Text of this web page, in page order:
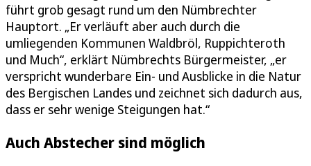
führt grob gesagt rund um den Nümbrechter
Hauptort. „Er verläuft aber auch durch die
umliegenden Kommunen Waldbröl, Ruppichteroth
und Much“, erklärt Nümbrechts Bürgermeister, „er
verspricht wunderbare Ein- und Ausblicke in die Natur
des Bergischen Landes und zeichnet sich dadurch aus,
dass er sehr wenige Steigungen hat.“
Auch Abstecher sind möglich